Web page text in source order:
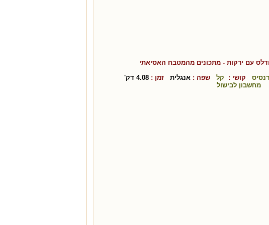
עם ירקות - מתכונים מהמטבח האסיאתי
קושי : קל שפה : אנגלית זמן : 4.08 דק'
מחשבון לבישול